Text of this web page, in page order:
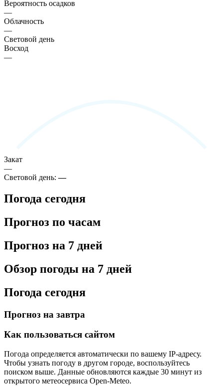
Вероятность осадков
—
Облачность
—
Световой день
Восход
—
Закат
—
Световой день:—
Погода сегодня
Прогноз по часам
Прогноз на 7 дней
Обзор погоды на 7 дней
Погода сегодня
Прогноз на завтра
Как пользоваться сайтом
Погода определяется автоматически по вашему IP-адресу.
Чтобы узнать погоду в другом городе, воспользуйтесь
поиском выше. Данные обновляются каждые 30 минут из
открытого метеосервиса Open-Meteo.